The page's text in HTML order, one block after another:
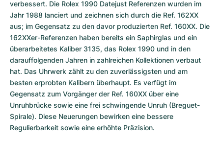
verbessert. Die Rolex 1990 Datejust Referenzen wurden im
Jahr 1988 lanciert und zeichnen sich durch die Ref. 162XX
aus; im Gegensatz zu den davor produzierten Ref. 160XX. Die
162XXer-Referenzen haben bereits ein Saphirglas und ein
überarbeitetes Kaliber 3135, das Rolex 1990 und in den
darauffolgenden Jahren in zahlreichen Kollektionen verbaut
hat. Das Uhrwerk zählt zu den zuverlässigsten und am
besten erprobten Kalibern überhaupt. Es verfügt im
Gegensatz zum Vorgänger der Ref. 160XX über eine
Unruhbrücke sowie eine frei schwingende Unruh (Breguet-
Spirale). Diese Neuerungen bewirken eine bessere
Regulierbarkeit sowie eine erhöhte Präzision.